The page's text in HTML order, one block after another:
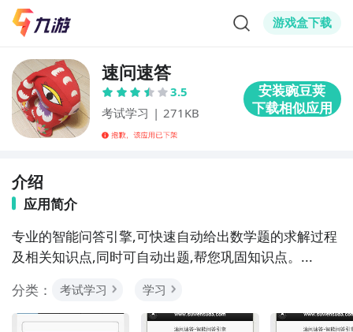
游戏盒下载
速问速答
3.5
考试学习 | 271KB
介绍
应用简介
专业的智能问答引擎,可快速自动给出数学题的求解过程
及相关知识点,同时可自动出题,帮您巩固知识点。...
分类：
考试学习 学习